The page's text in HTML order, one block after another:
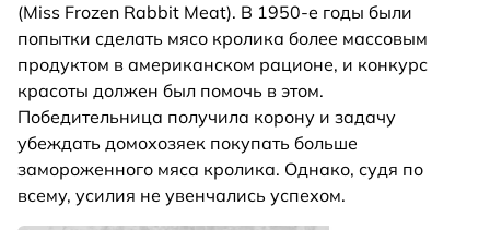
(Miss Frozen Rabbit Meat). В 1950‑е годы были
попытки сделать мясо кролика более массовым
продуктом в американском рационе, и конкурс
красоты должен был помочь в этом.
Победительница получила корону и задачу
убеждать домохозяек покупать больше
замороженного мяса кролика. Однако, судя по
всему, усилия не увенчались успехом.